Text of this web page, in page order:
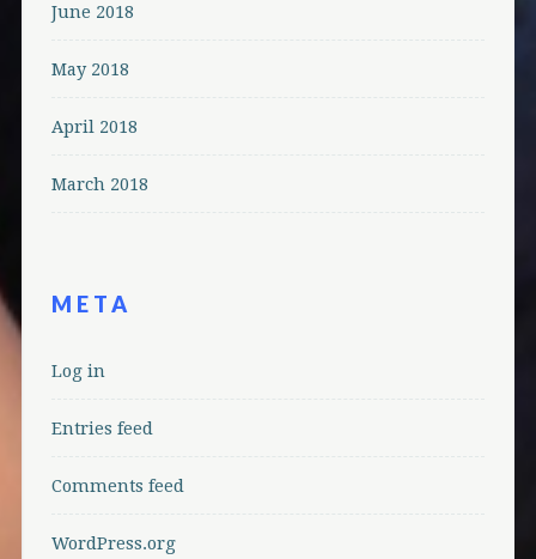
June 2018
May 2018
April 2018
March 2018
META
Log in
Entries feed
Comments feed
WordPress.org